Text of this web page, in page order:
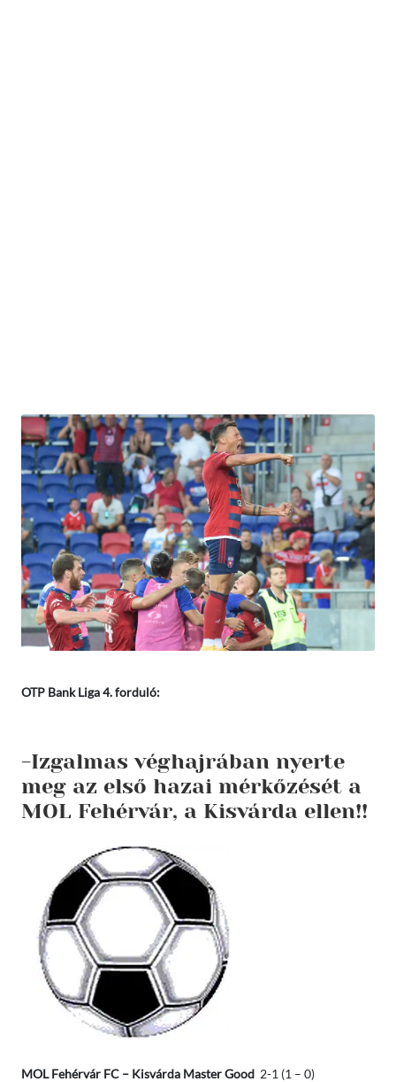
OTP Bank Liga 4. forduló:
-Izgalmas véghajrában nyerte
meg az első hazai mérkőzését a
MOL Fehérvár, a Kisvárda ellen!!
MOL Fehérvár FC – Kisvárda Master Good 2-1 (1 – 0)